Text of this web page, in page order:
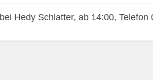
bei Hedy Schlatter, ab 14:00, Telefon